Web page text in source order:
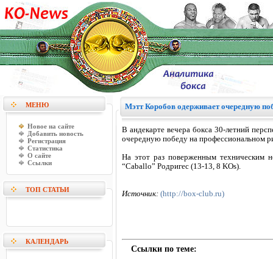
МЕНЮ
Новое на сайте
Добавить новость
Регистрация
Статистика
О сайте
Ссылки
ТОП СТАТЬИ
КАЛЕНДАРЬ
Мэтт Коробов одерживает очередную
В андекарте вечера бокса 30-летний
очередную победу на профессиональном
На этот раз поверженным техническим
“Caballo” Родригес (13-13, 8 KOs).
Источник: (http://box-club.ru)
Ссылки по теме: